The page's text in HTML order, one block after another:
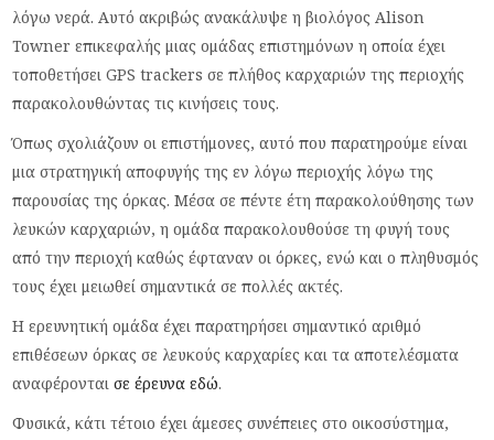
λόγω νερά. Αυτό ακριβώς ανακάλυψε η βιολόγος Alison
Towner επικεφαλής μιας ομάδας επιστημόνων η οποία έχει
τοποθετήσει GPS trackers σε πλήθος καρχαριών της περιοχής
παρακολουθώντας τις κινήσεις τους.
Όπως σχολιάζουν οι επιστήμονες, αυτό που παρατηρούμε είναι
μια στρατηγική αποφυγής της εν λόγω περιοχής λόγω της
παρουσίας της όρκας. Μέσα σε πέντε έτη παρακολούθησης των
λευκών καρχαριών, η ομάδα παρακολουθούσε τη φυγή τους
από την περιοχή καθώς έφταναν οι όρκες, ενώ και ο πληθυσμός
τους έχει μειωθεί σημαντικά σε πολλές ακτές.
H ερευνητική ομάδα έχει παρατηρήσει σημαντικό αριθμό
επιθέσεων όρκας σε λευκούς καρχαρίες και τα αποτελέσματα
αναφέρονταισε έρευνα εδώ.
Φυσικά, κάτι τέτοιο έχει άμεσες συνέπειες στο οικοσύστημα,